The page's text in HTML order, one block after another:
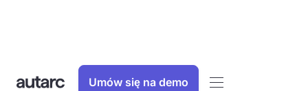
Umów się na demo